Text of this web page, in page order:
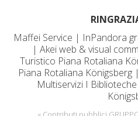
Maffei Service | InPandora
| Akei web & visual
Turistico Piana Rotaliana
Piana Rotaliana
Multiservizi I